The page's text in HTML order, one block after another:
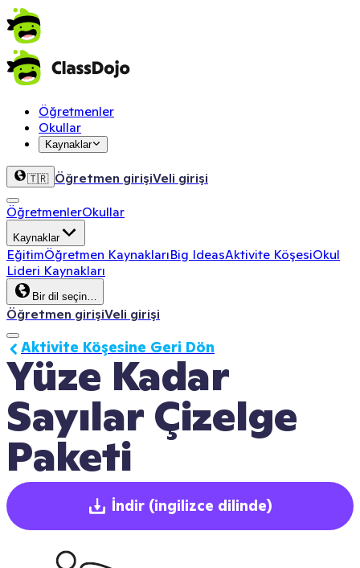
Öğretmenler
Okullar
Kaynaklar
🇹🇷 Öğretmen girişiVeli girişi
ÖğretmenlerOkullar
Kaynaklar
EğitimÖğretmen KaynaklarıBig IdeasAktivite KöşesiOkul
Lideri Kaynakları
Bir dil seçin…
Öğretmen girişiVeli girişi
Yüze Kadar
Sayılar Çizelge
Paketi
Aktivite Köşesine Geri Dön
İndir (ingilizce dilinde)